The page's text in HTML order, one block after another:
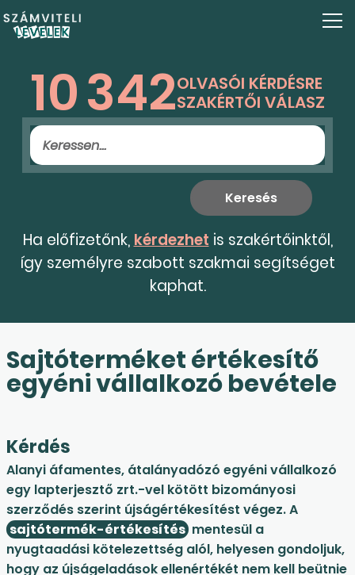
10342OLVASÓI KÉRDÉSRE
SZAKÉRTŐI VÁLASZ
Ha előfizetőnk, kérdezhet is szakértőinktől,
így személyre szabott szakmai segítséget
kaphat.
Sajtóterméket értékesítő
egyéni vállalkozó bevétele
Kérdés
Alanyi áfamentes, átalányadózó egyéni vállalkozó
egy lapterjesztő zrt.-vel kötött bizományosi
szerződés szerint újságértékesítést végez. A
sajtótermék-értékesítés mentesül a
nyugtaadási kötelezettség alól, helyesen gondoljuk,
hogy az újságeladások ellenértékét nem kell beütnie